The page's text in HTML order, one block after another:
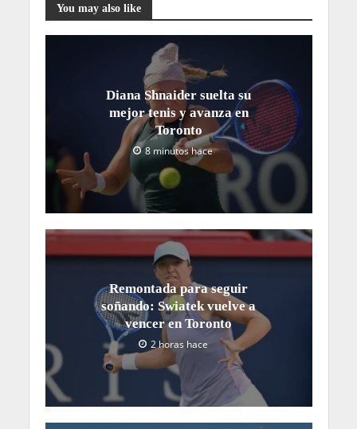
You may also like
Diana Shnaider suelta su
mejor tenis y avanza en
Toronto
8 minutos hace
Remontada para seguir
soñando: Swiatek vuelve a
vencer en Toronto
2 horas hace